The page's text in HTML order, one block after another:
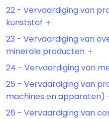
22 - Vervaardiging van
kunststof
23 - Vervaardiging van
minerale producten
24 - Vervaardiging van
25 - Vervaardiging van
machines en apparaten)
26 - Vervaardiging van